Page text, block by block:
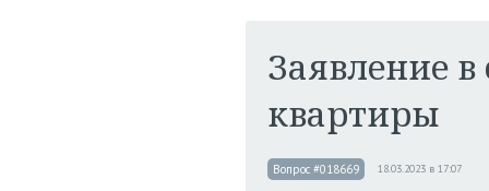
Заявление
квартиры
Вопрос #018669 18.03.2023 в 17:07